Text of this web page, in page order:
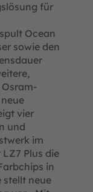
für
Ocean
sowie den
vier
und
im
Plus die
in
stellt neue